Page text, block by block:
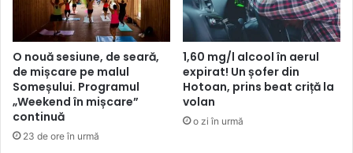
O nouă sesiune, de seară,
de mișcare pe malul
Someșului. Programul
„Weekend în mișcare”
continuă
23 de ore în urmă
1,60 mg/l alcool în aerul
expirat! Un șofer din
Hotoan, prins beat criță la
volan
o zi în urmă